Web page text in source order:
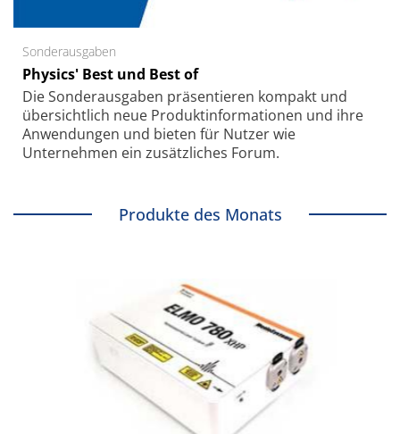
Sonderausgaben
Physics' Best und Best of
Die Sonder­ausgaben präsentieren kompakt und
übersichtlich neue Produkt­informationen und ihre
Anwendungen und bieten für Nutzer wie
Unternehmen ein zusätzliches Forum.
Produkte des Monats